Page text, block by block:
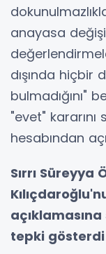
anayasa
dışında hiçbir
bulmadığını"
"evet"
hesabından
Sırrı Süreyya
tepki gösterdi